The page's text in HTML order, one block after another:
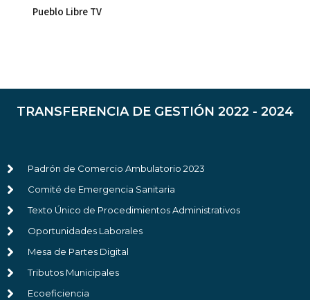
Pueblo Libre TV
TRANSFERENCIA DE GESTIÓN 2022 - 2024
Padrón de Comercio Ambulatorio 2023
Comité de Emergencia Sanitaria
Texto Único de Procedimientos Administrativos
Oportunidades Laborales
Mesa de Partes Digital
Tributos Municipales
Ecoeficiencia